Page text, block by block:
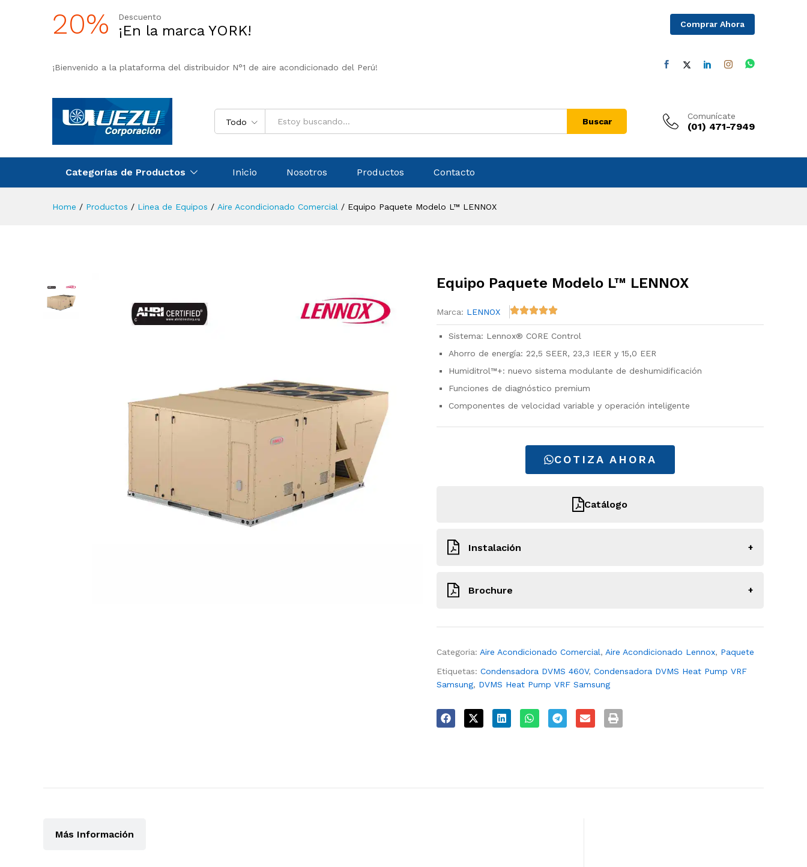
20% Descuento
¡En la marca YORK! Comprar Ahora
¡Bienvenido a la plataforma del distribuidor N°1 de aire acondicionado del Perú!
Todo Buscar
Comunícate
(01) 471-7949
Categorías de Productos Inicio Nosotros Productos Contacto
Home / Productos / Linea de Equipos / Aire Acondicionado Comercial / Equipo Paquete Modelo L™ LENNOX
Equipo Paquete Modelo L™ LENNOX
Marca: LENNOX
Sistema: Lennox® CORE Control
Ahorro de energía: 22,5 SEER, 23,3 IEER y 15,0 EER
Humiditrol™+: nuevo sistema modulante de deshumidificación
Funciones de diagnóstico premium
Componentes de velocidad variable y operación inteligente
COTIZA AHORA
Catálogo
Instalación
Brochure
Categoria: Aire Acondicionado Comercial, Aire Acondicionado Lennox, Paquete
Etiquetas: Condensadora DVMS 460V, Condensadora DVMS Heat Pump VRF
Samsung, DVMS Heat Pump VRF Samsung
Más Información